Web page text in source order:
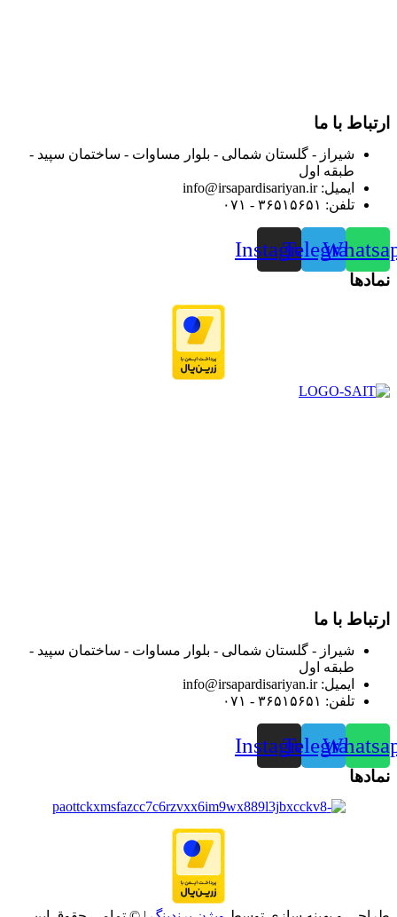
ارتباط با ما
شیراز - گلستان شمالی - بلوار مساوات - ساختمان سپید -
طبقه اول
ایمیل: info@irsapardisariyan.ir
تلفن: ۳۶۵۱۵۶۵۱ - ۰۷۱
Telegram
Instagram
نمادها
ارتباط با ما
شیراز - گلستان شمالی - بلوار مساوات - ساختمان سپید -
طبقه اول
ایمیل: info@irsapardisariyan.ir
تلفن: ۳۶۵۱۵۶۵۱ - ۰۷۱
Telegram
Instagram
نمادها